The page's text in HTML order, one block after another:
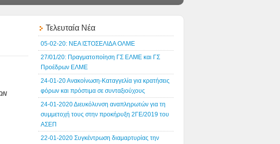
Τελευταία Νέα
05-02-20: ΝΕΑ ΙΣΤΟΣΕΛΙΔΑ ΟΛΜΕ
27/01/20: Πραγματοποίηση ΓΣ ΕΛΜΕ και ΓΣ
Προέδρων ΕΛΜΕ
24-01-20 Ανακοίνωση-Καταγγελία για κρατήσεις
φόρων και πρόστιμα σε συνταξιούχους
24-01-2020 Διευκόλυνση αναπληρωτών για τη
συμμετοχή τους στην προκήρυξη 2ΓΕ/2019 του
ΑΣΕΠ
22-01-2020 Συγκέντρωση διαμαρτυρίας την